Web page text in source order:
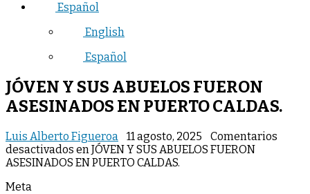
Español
English
Español
JÓVEN Y SUS ABUELOS FUERON
ASESINADOS EN PUERTO CALDAS.
Luis Alberto Figueroa 11 agosto, 2025
Comentarios
desactivados en JÓVEN Y SUS ABUELOS FUERON
ASESINADOS EN PUERTO CALDAS.
Meta